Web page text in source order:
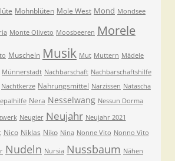
Mohnblüten Mole West Mond Mondsee
Monte Oliveto Moosbeeren Morele
Muscheln Musik Mut Muttern Mädele
Münnerstadt Nachbarschaft Nachbarschaftshilfe
Nachtkerze Nahrungsmittel Narzissen Natascha
Nera Nesselwang Nessun Dorma
Neugier Neujahr Neujahr 2021
Nico Niklas Niko Nina Nonne Vito Nonno Vito
Nudeln Nursia Nussbaum Nähen